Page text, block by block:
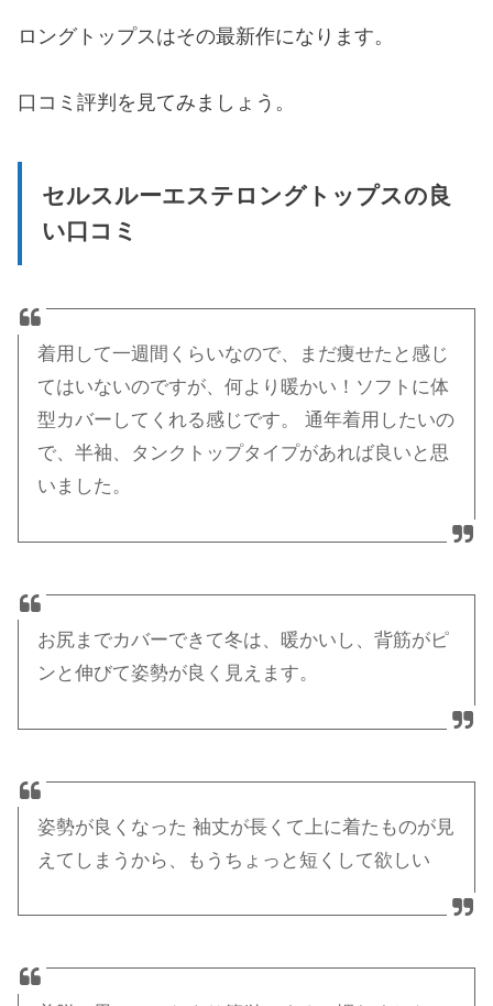
ロングトップスはその最新作になります。
口コミ評判を見てみましょう。
セルスルーエステロングトップスの良
い口コミ
着用して一週間くらいなので、まだ痩せたと感じ
てはいないのですが、何より暖かい！ソフトに体
型カバーしてくれる感じです。 通年着用したいの
で、半袖、タンクトップタイプがあれば良いと思
いました。
お尻までカバーできて冬は、暖かいし、背筋がピ
ンと伸びて姿勢が良く見えます。
姿勢が良くなった 袖丈が長くて上に着たものが見
えてしまうから、もうちょっと短くして欲しい